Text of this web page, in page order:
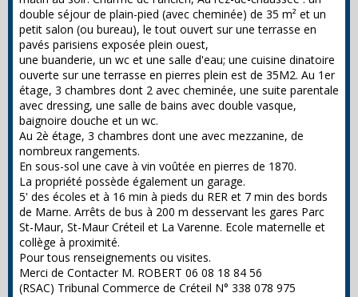
double séjour de plain-pied (avec cheminée) de 35 m² et un
petit salon (ou bureau), le tout ouvert sur une terrasse en
pavés parisiens exposée plein ouest,
une buanderie, un wc et une salle d'eau; une cuisine dinatoire
ouverte sur une terrasse en pierres plein est de 35M2. Au 1er
étage, 3 chambres dont 2 avec cheminée, une suite parentale
avec dressing, une salle de bains avec double vasque,
baignoire douche et un wc.
Au 2è étage, 3 chambres dont une avec mezzanine, de
nombreux rangements.
En sous-sol une cave à vin voûtée en pierres de 1870.
La propriété possède également un garage.
5' des écoles et à 16 min à pieds du RER et 7 min des bords
de Marne. Arrêts de bus à 200 m desservant les gares Parc
St-Maur, St-Maur Créteil et La Varenne. Ecole maternelle et
collège à proximité.
Pour tous renseignements ou visites.
Merci de Contacter M. ROBERT 06 08 18 84 56
(RSAC) Tribunal Commerce de Créteil N° 338 078 975